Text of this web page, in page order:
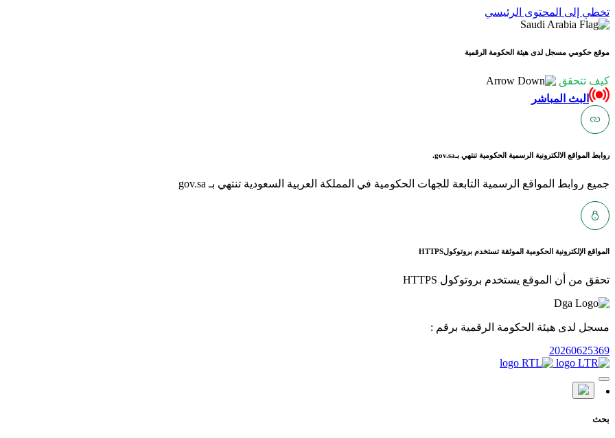
تخطي إلى المحتوى الرئيسي
موقع حكومي مسجل لدى هيئة الحكومة الرقمية
كيف تتحقق
البث المباشر
روابط المواقع الالكترونية الرسمية الحكومية تنتهي بـgov.sa.
جميع روابط المواقع الرسمية التابعة للجهات الحكومية في المملكة العربية السعودية تنتهي بـ gov.sa
المواقع الإلكترونية الحكومية الموثقة تستخدم بروتوكولHTTPS
تحقق من أن الموقع يستخدم بروتوكول HTTPS
مسجل لدى هيئة الحكومة الرقمية برقم :
20260625369
بحث